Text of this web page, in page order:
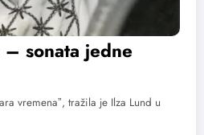
sonata jedne
vremenaˮ, tražila je Ilza Lund u